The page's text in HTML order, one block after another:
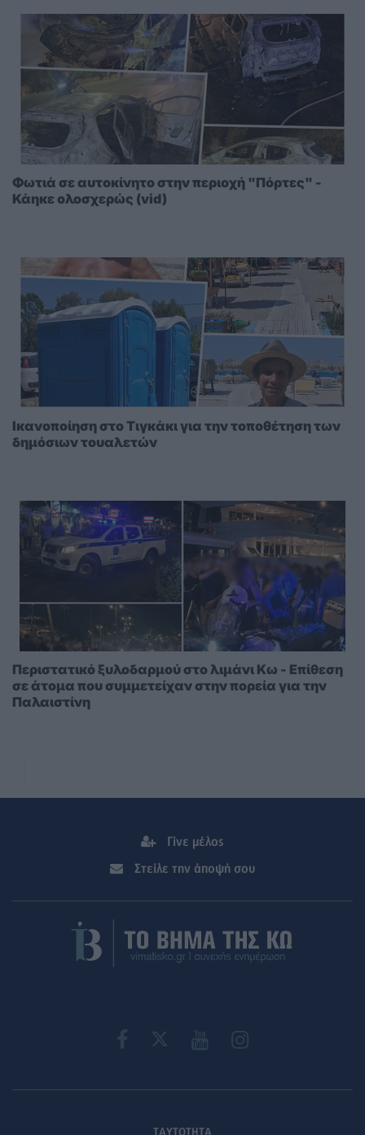
Φωτιά σε αυτοκίνητο στην περιοχή "Πόρτες" -
Κάηκε ολοσχερώς (vid)
Ικανοποίηση στο Τιγκάκι για την τοποθέτηση των
δημόσιων τουαλετών
Περιστατικό ξυλοδαρμού στο λιμάνι Κω - Επίθεση
σε άτομα που συμμετείχαν στην πορεία για την
Παλαιστίνη
Γίνε μέλος
Στείλε την άποψή σου